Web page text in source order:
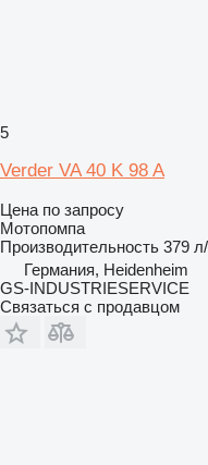
5
Verder VA 40 K 98 A
Цена по запросу
Мотопомпа
Производительность 379
Германия, Heidenheim
GS-INDUSTRIESERVICE
Связаться с продавцом